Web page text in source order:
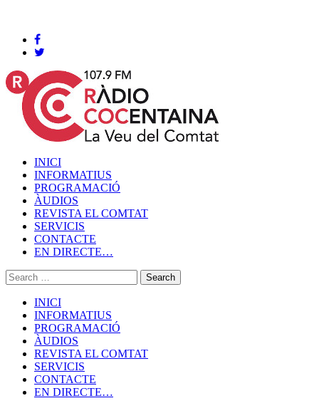
INICI
INFORMATIUS
PROGRAMACIÓ
ÀUDIOS
REVISTA EL COMTAT
SERVICIS
CONTACTE
EN DIRECTE…
INICI
INFORMATIUS
PROGRAMACIÓ
ÀUDIOS
REVISTA EL COMTAT
SERVICIS
CONTACTE
EN DIRECTE…